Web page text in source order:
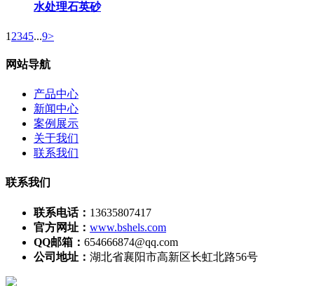
水处理石英砂
1 2345...9>
网站导航
产品中心
新闻中心
案例展示
关于我们
联系我们
联系我们
联系电话： 13635807417
官方网址： www.bshels.com
QQ邮箱： 654666874@qq.com
公司地址： 湖北省襄阳市高新区长虹北路56号